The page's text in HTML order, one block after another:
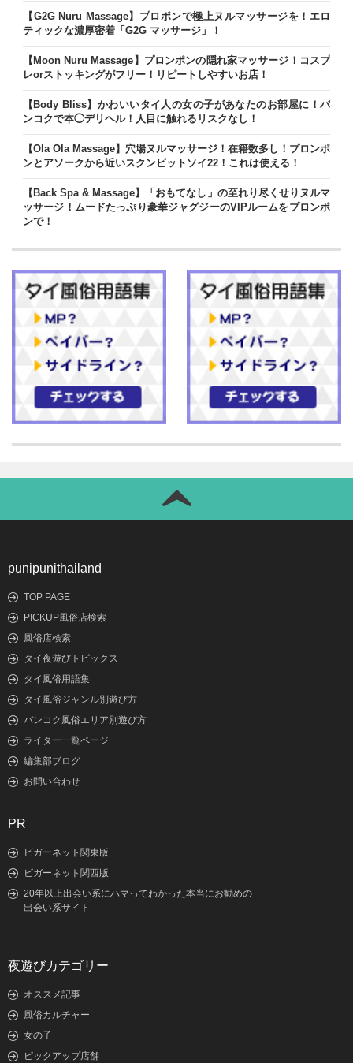
【G2G Nuru Massage】プロポンで極上ヌルマッサージを！エロ
ティックな濃厚密着「G2G マッサージ」！
【Moon Nuru Massage】プロンポンの隠れ家マッサージ！コスプ
レorストッキングがフリー！リピートしやすいお店！
【Body Bliss】かわいいタイ人の女の子があなたのお部屋に！バ
ンコクで本◯デリヘル！人目に触れるリスクなし！
【Ola Ola Massage】穴場ヌルマッサージ！在籍数多し！プロンポ
ンとアソークから近いスクンビットソイ22！これは使える！
【Back Spa & Massage】「おもてなし」の至れり尽くせりヌルマ
ッサージ！ムードたっぷり豪華ジャグジーのVIPルームをプロンポ
ンで！
punipunithailand
TOP PAGE
PICKUP風俗店検索
風俗店検索
タイ夜遊びトピックス
タイ風俗用語集
タイ風俗ジャンル別遊び方
バンコク風俗エリア別遊び方
ライター一覧ページ
編集部ブログ
お問い合わせ
PR
ビガーネット関東版
ビガーネット関西版
20年以上出会い系にハマってわかった本当にお勧めの
出会い系サイト
夜遊びカテゴリー
オススメ記事
風俗カルチャー
女の子
ピックアップ店舗